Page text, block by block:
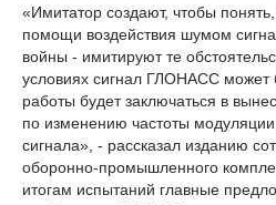
«Имитатор создают, чтобы понять,
помощи воздействия шумом
войны - имитируют те
условиях сигнал ГЛОНАСС может
работы будет заключаться в
по изменению частоты
сигнала», - рассказал изданию
оборонно-промышленного
итогам испытаний главные